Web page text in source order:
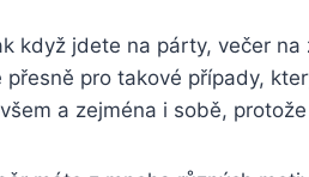
když jdete na párty, večer
přesně pro takové případy,
a zejména i sobě,